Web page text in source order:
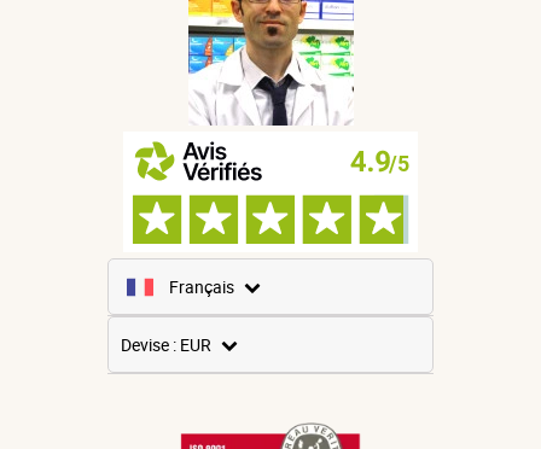
Français
Anglais
Allemand
Devise : EUR